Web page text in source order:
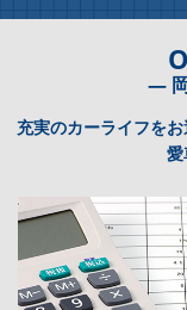
―
充実のカーライフを
愛